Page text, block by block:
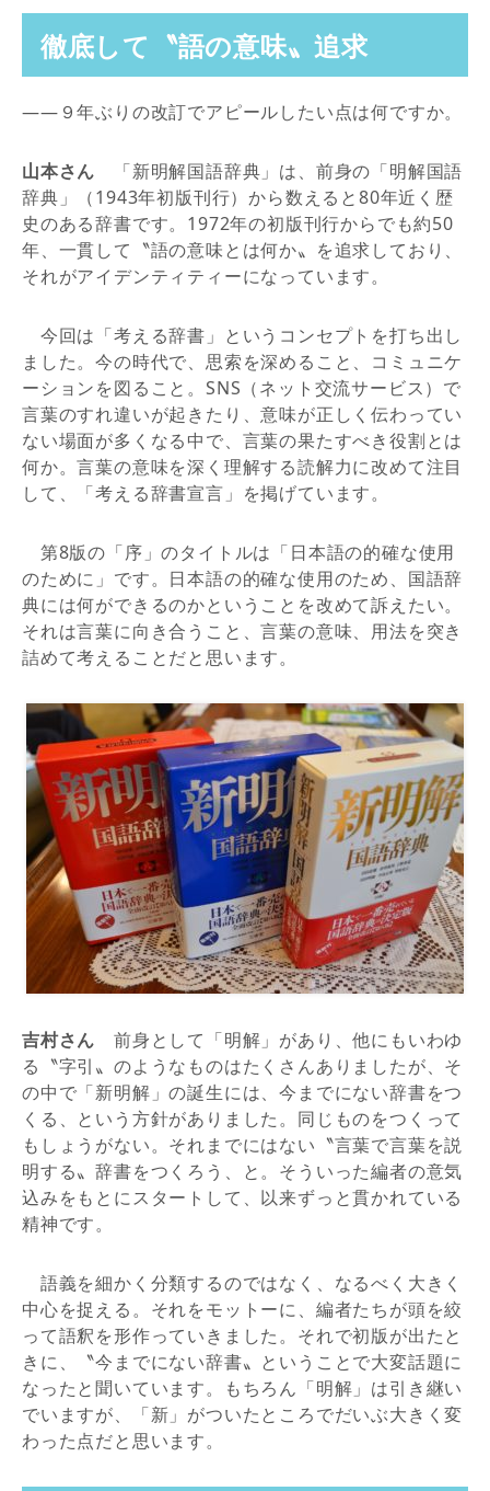
徹底して〝語の意味〟追求
――９年ぶりの改訂でアピールしたい点は何ですか。
山本さん 「新明解国語辞典」は、前身の「明解国語
辞典」（1943年初版刊行）から数えると80年近く歴
史のある辞書です。1972年の初版刊行からでも約50
年、一貫して〝語の意味とは何か〟を追求しており、
それがアイデンティティーになっています。
今回は「考える辞書」というコンセプトを打ち出し
ました。今の時代で、思索を深めること、コミュニケ
ーションを図ること。SNS（ネット交流サービス）で
言葉のすれ違いが起きたり、意味が正しく伝わってい
ない場面が多くなる中で、言葉の果たすべき役割とは
何か。言葉の意味を深く理解する読解力に改めて注目
して、「考える辞書宣言」を掲げています。
第8版の「序」のタイトルは「日本語の的確な使用
のために」です。日本語の的確な使用のため、国語辞
典には何ができるのかということを改めて訴えたい。
それは言葉に向き合うこと、言葉の意味、用法を突き
詰めて考えることだと思います。
吉村さん 前身として「明解」があり、他にもいわゆ
る〝字引〟のようなものはたくさんありましたが、そ
の中で「新明解」の誕生には、今までにない辞書をつ
くる、という方針がありました。同じものをつくって
もしょうがない。それまでにはない〝言葉で言葉を説
明する〟辞書をつくろう、と。そういった編者の意気
込みをもとにスタートして、以来ずっと貫かれている
精神です。
語義を細かく分類するのではなく、なるべく大きく
中心を捉える。それをモットーに、編者たちが頭を絞
って語釈を形作っていきました。それで初版が出たと
きに、〝今までにない辞書〟ということで大変話題に
なったと聞いています。もちろん「明解」は引き継い
でいますが、「新」がついたところでだいぶ大きく変
わった点だと思います。